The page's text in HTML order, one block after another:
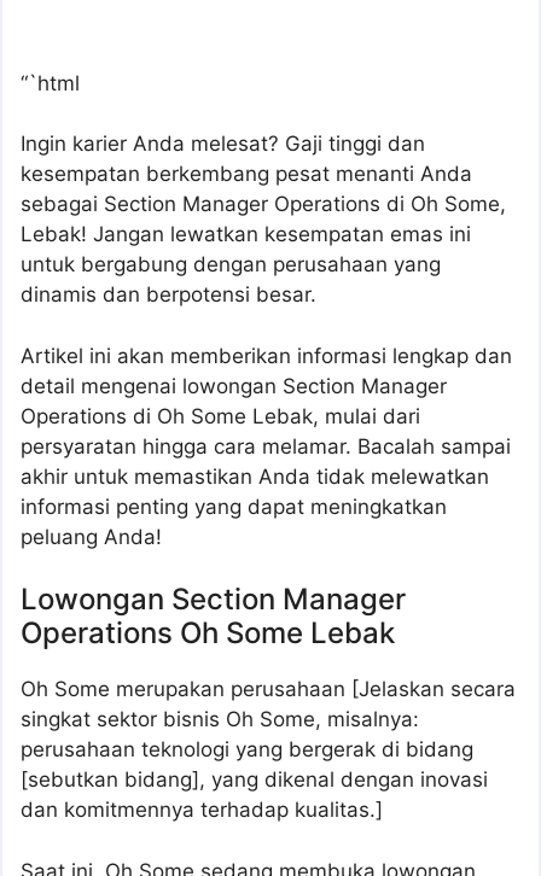
“`html
Ingin karier Anda melesat? Gaji tinggi dan
kesempatan berkembang pesat menanti Anda
sebagai Section Manager Operations di Oh Some,
Lebak! Jangan lewatkan kesempatan emas ini
untuk bergabung dengan perusahaan yang
dinamis dan berpotensi besar.
Artikel ini akan memberikan informasi lengkap dan
detail mengenai lowongan Section Manager
Operations di Oh Some Lebak, mulai dari
persyaratan hingga cara melamar. Bacalah sampai
akhir untuk memastikan Anda tidak melewatkan
informasi penting yang dapat meningkatkan
peluang Anda!
Lowongan Section Manager
Operations Oh Some Lebak
Oh Some merupakan perusahaan [Jelaskan secara
singkat sektor bisnis Oh Some, misalnya:
perusahaan teknologi yang bergerak di bidang
[sebutkan bidang], yang dikenal dengan inovasi
dan komitmennya terhadap kualitas.]
Saat ini, Oh Some sedang membuka lowongan